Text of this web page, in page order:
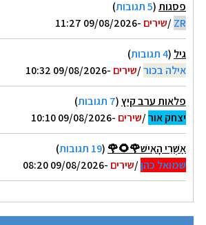
פסגות(5 תגובות
)
ZR
/שירים -09/08/2026 11:27
גיל (4 תגובות
)
אילה בכור/שירים -09/08/2026 10:32
פלאות ערב קיץ(7 תגובות
)
יצחק אור/שירים -09/08/2026 10:10
אַשְׁרֵי הָאִישׁ🌹🌻🌹 (19 תגובות
)
שמואל כהן/שירים -09/08/2026 08:20